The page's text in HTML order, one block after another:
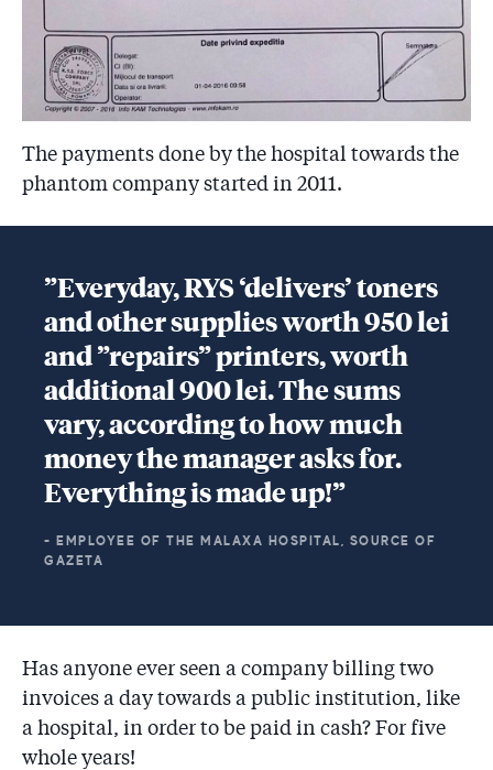
The payments done by the hospital towards the
phantom company started in 2011.
”Everyday, RYS ‘delivers’ toners
and other supplies worth 950 lei
and ”repairs” printers, worth
additional 900 lei. The sums
vary, according to how much
money the manager asks for.
Everything is made up!”
- EMPLOYEE OF THE MALAXA HOSPITAL, SOURCE OF
GAZETA
Has anyone ever seen a company billing two
invoices a day towards a public institution, like
a hospital, in order to be paid in cash? For five
whole years!